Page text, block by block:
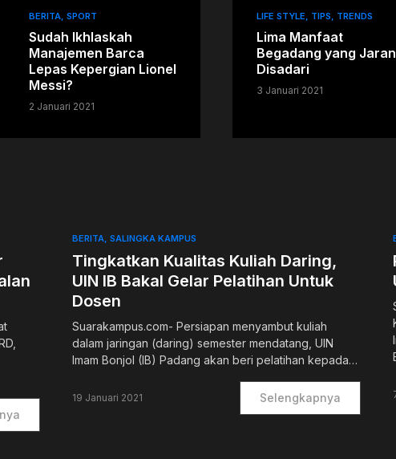
BERITA SPORT
Sudah Ikhlaskah
Manajemen Barca
Lepas Kepergian Lionel
Messi?
2 Januari 2021
LIFE STYLE TIPS TRENDS
Lima Manfaat
Begadang yang
Disadari
3 Januari 2021
BERITA SALINGKA KAMPUS
Tingkatkan Kualitas Kuliah Daring,
UIN IB Bakal Gelar Pelatihan Untuk
Dosen
Suarakampus.com- Persiapan menyambut kuliah
dalam jaringan (daring) semester mendatang, UIN
Imam Bonjol (IB) Padang akan beri pelatihan kepada…
19 Januari 2021 Selengkapnya